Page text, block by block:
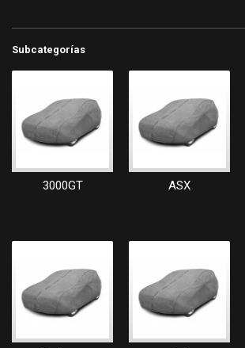
Subcategorías
3000GT ASX